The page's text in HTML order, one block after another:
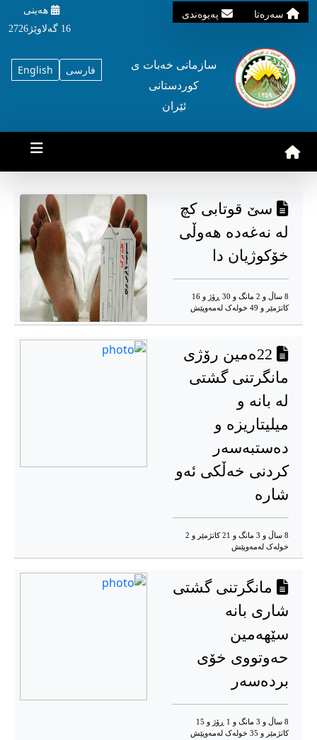
سه‌ره‌تا په‌یوه‌ندی
هه‌ینی
16 گه‌لاوێژ2726
English فارسی
سازمانی خه‌بات ی
کوردستانی
ئێران
سێ قوتابی کچ
لە نەغەدە هەوڵی
خۆکوژیان دا
8 ساڵ و 2 مانگ و 30 ڕۆژ و 16
کاتژمێر و 49 خوله‌ک له‌مه‌وپێش‌
22ەمین رۆژی
مانگرتنی گشتی
لە بانە و
میلیتاریزە و
دەستبەسەر
کردنی خەڵکی ئەو
شاره
8 ساڵ و 3 مانگ و 21 کاتژمێر و 2
خوله‌ک له‌مه‌وپێش‌
مانگرتنی گشتی
شاری بانە
سێهەمین
حەوتووی خۆی
بردەسەر
8 ساڵ و 3 مانگ و 1 ڕۆژ و 15
کاتژمێر و 35 خوله‌ک له‌مه‌وپێش‌